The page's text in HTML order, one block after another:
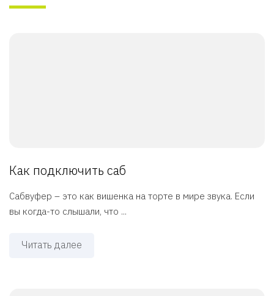
Как подключить саб
Сабвуфер – это как вишенка на торте в мире звука. Если
вы когда-то слышали, что ...
Читать далее